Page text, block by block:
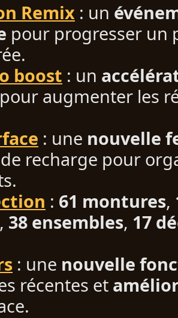
Remix : un
pour progresser un
boost : un
pour augmenter les
: une nouvelle
recharge pour
: 61 montures,
, 38 ensembles, 17
: une nouvelle
récentes et